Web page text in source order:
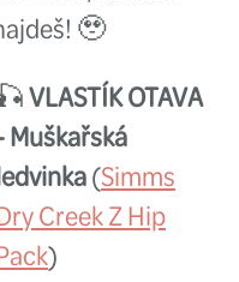
vánoční
jetaška
zipem a
zabalíte,